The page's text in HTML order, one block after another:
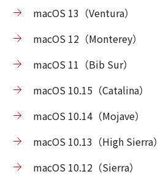
macOS 13（Ventura）
macOS 12（Monterey）
macOS 11（Bib Sur）
macOS 10.15（Catalina）
macOS 10.14（Mojave）
macOS 10.13（High Sierra）
macOS 10.12（Sierra）